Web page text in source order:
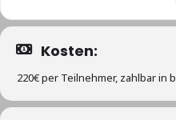
Kosten:
220€ per Teilnehmer, zahlbar in